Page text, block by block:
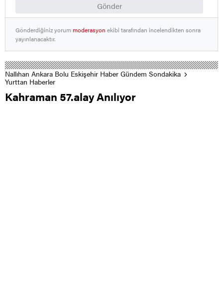
Gönder
Gönderdiğiniz yorummoderasyon ekibi tarafından incelendikten sonra
yayınlanacaktır.
Nallıhan Ankara Bolu Eskişehir Haber Gündem Sondakika
Yurttan Haberler
Kahraman 57.alay Anılıyor